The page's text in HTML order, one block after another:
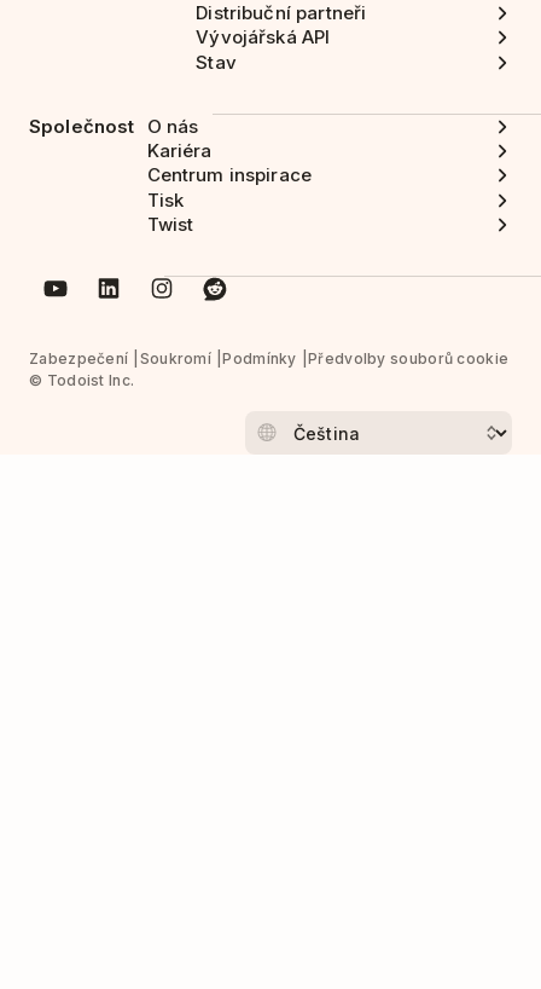
Distribuční partneři
Vývojářská API
Stav
Společnost
O nás
Kariéra
Centrum inspirace
Tisk
Twist
Zabezpečení Soukromí Podmínky
Předvolby souborů cookie
© Todoist Inc.